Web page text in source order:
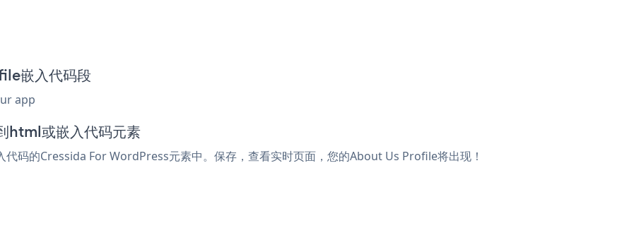
嵌入代码段
app
html或嵌入代码元素
码的Cressida For WordPress元素中。保存，查看实时页面，您的About Us Profile将出现！